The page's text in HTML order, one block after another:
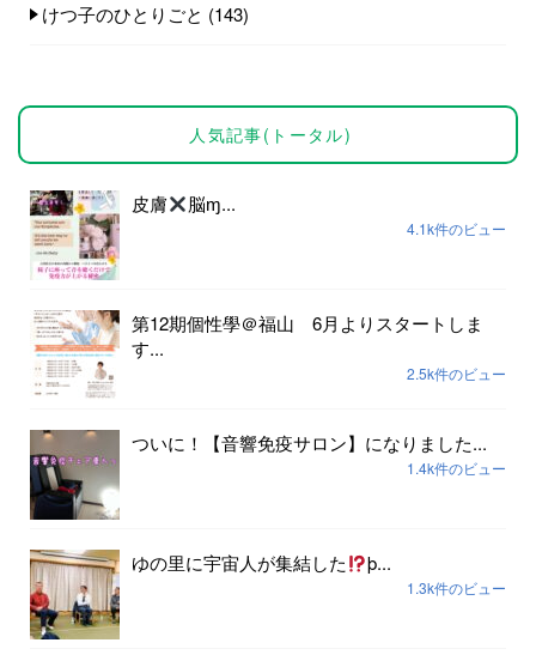
けつ子のひとりごと (143)
人気記事(トータル)
皮膚 脳ɱ...
4.1k件のビュー
第12期個性學＠福山 6月よりスタートしま
す...
2.5k件のビュー
ついに！【音響免疫サロン】になりました...
1.4k件のビュー
ゆの里に宇宙人が集結した þ...
1.3k件のビュー